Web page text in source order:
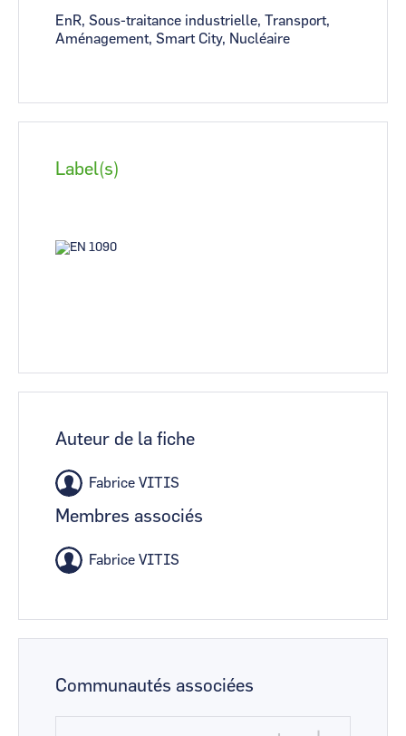
EnR, Sous-traitance industrielle, Transport,
Aménagement, Smart City, Nucléaire
Label(s)
Auteur de la fiche
Fabrice VITIS
Membres associés
Fabrice VITIS
Communautés associées